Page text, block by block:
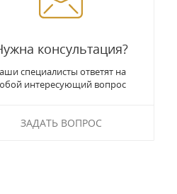
консультация?
специалисты ответят на
интересующий вопрос
ЗАДАТЬ ВОПРОС